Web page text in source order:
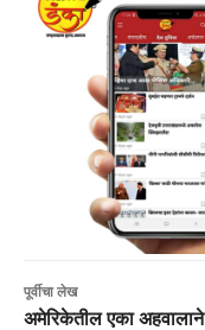
पूर्वीचा लेख
अमेरिकेतील एका अहवालाने